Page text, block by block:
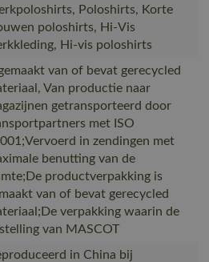
Poloshirts, Korte
poloshirts, Hi-Vis
Hi-vis poloshirts
van of bevat gerecycled
Van productie naar
getransporteerd door
met ISO
in zendingen met
benutting van de
productverpakking is
van of bevat gerecycled
verpakking waarin de
van MASCOT
in China bij